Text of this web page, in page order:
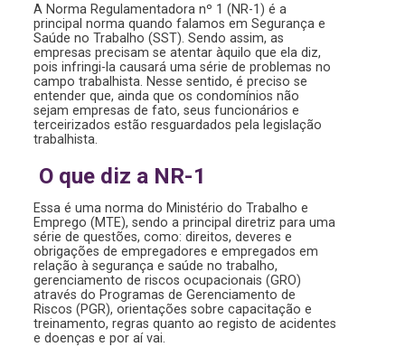
A Norma Regulamentadora nº 1 (NR-1) é a
principal norma quando falamos em Segurança e
Saúde no Trabalho (SST). Sendo assim, as
empresas precisam se atentar àquilo que ela diz,
pois infringi-la causará uma série de problemas no
campo trabalhista. Nesse sentido, é preciso se
entender que, ainda que os condomínios não
sejam empresas de fato, seus funcionários e
terceirizados estão resguardados pela legislação
trabalhista.
O que diz a NR-1
Essa é uma norma do Ministério do Trabalho e
Emprego (MTE), sendo a principal diretriz para uma
série de questões, como: direitos, deveres e
obrigações de empregadores e empregados em
relação à segurança e saúde no trabalho,
gerenciamento de riscos ocupacionais (GRO)
através do Programas de Gerenciamento de
Riscos (PGR), orientações sobre capacitação e
treinamento, regras quanto ao registo de acidentes
e doenças e por aí vai.